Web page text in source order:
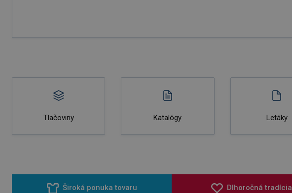
Tlačoviny Katalógy Letáky
Široká ponuka tovaru Dlhoročná tradícia